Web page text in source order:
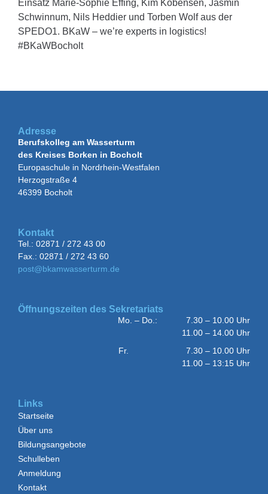
Einsatz Marie-Sophie Effing, Kim Kobensen, Jasmin
Schwinnum, Nils Heddier und Torben Wolf aus der
SPEDO1. BKaW – we’re experts in logistics!
#BKaWBocholt
Adresse
Berufskolleg am Wasserturm
des Kreises Borken in Bocholt
Europaschule in Nordrhein-Westfalen
Herzogstraße 4
46399 Bocholt
Kontakt
Tel.: 02871 / 272 43 00
Fax.: 02871 / 272 43 60
post@bkamwasserturm.de
Öffnungszeiten des Sekretariats
Mo. – Do.: 7.30 – 10.00 Uhr
11.00 – 14.00 Uhr
Fr. 7.30 – 10.00 Uhr
11.00 – 13:15 Uhr
Links
Startseite
Über uns
Bildungsangebote
Schulleben
Anmeldung
Kontakt